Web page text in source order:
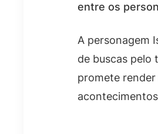
entre os
A personagem
de buscas pelo
promete